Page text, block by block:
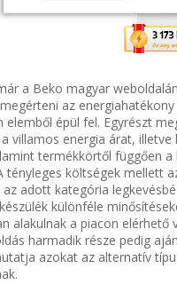
a Beko magyar
az
elemből épül fel. Egyrészt
villamos energia árat,
termékkörtől függően
tényleges költségek mellett
adott kategória
különféle
alakulnak a piacon
harmadik része pedig
azokat az alternatív